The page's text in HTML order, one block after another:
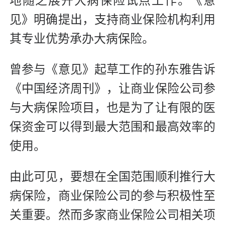
见》明确提出，支持商业保险机构利用
其专业优势承办大病保险。
曾参与《意见》起草工作的孙东雅告诉
《中国经济周刊》，让商业保险公司参
与大病保险项目，也是为了让有限的医
保资金可以得到最大范围和最高效率的
使用。
由此可见，要想在全国范围顺利推行大
病保险，商业保险公司的参与积极性至
关重要。然而多家商业保险公司相关项